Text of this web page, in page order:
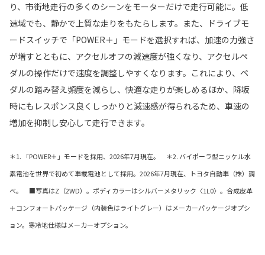
り、市街地走行の多くのシーンをモーターだけで走行可能に。低
速域でも、静かで上質な走りをもたらします。また、ドライブモ
ードスイッチで「POWER＋」モードを選択すれば、加速の力強さ
が増すとともに、アクセルオフの減速度が強くなり、アクセルペ
ダルの操作だけで速度を調整しやすくなります。これにより、ペ
ダルの踏み替え頻度を減らし、快適な走りが楽しめるほか、降坂
時にもレスポンス良くしっかりと減速感が得られるため、車速の
増加を抑制し安心して走行できます。
＊1. 「POWER＋」モードを採用、2026年7月現在。 ＊2. バイポーラ型ニッケル水
素電池を世界で初めて車載電池として採用。2026年7月現在、トヨタ自動車（株）調
べ。 ■写真はZ（2WD）。ボディカラーはシルバーメタリック〈1L0〉。合成皮革
＋コンフォートパッケージ（内装色はライトグレー）はメーカーパッケージオプシ
ョン。寒冷地仕様はメーカーオプション。